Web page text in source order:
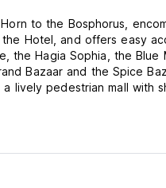
to the Bosphorus,
Hotel, and offers easy
the Hagia Sophia, the Blue
Bazaar and the Spice
lively pedestrian mall with